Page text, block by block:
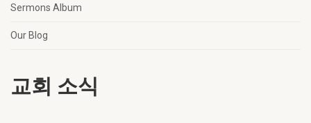
Sermons Album
Our Blog
교회 소식